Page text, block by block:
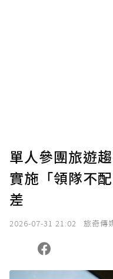
您當前剩餘 U 利
單人參團旅遊
實施「領隊不
差
2026-07-31 21:02 旅奇傳